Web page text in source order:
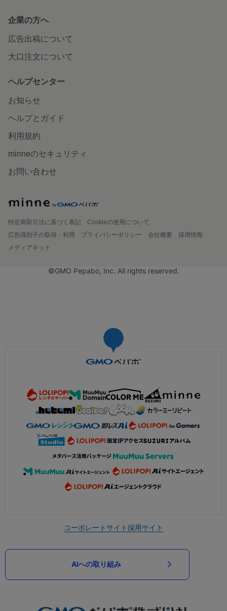
企業の方へ
広告出稿について
大口注文について
ヘルプセンター
お知らせ
ヘルプとガイド
利用規約
minneのセキュリティ
お問い合わせ
特定商取引法に基づく表記
Cookieの使用について
広告識別子の取得・利用
プライバシーポリシー 会社概要
採用情報
メディアキット
©GMO Pepabo, Inc. All rights reserved.
コーポレートサイト採用サイト
AIへの取り組み